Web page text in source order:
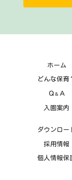
ホーム
どんな保育
Ｑ ＆ Ａ
入園案内
ダウンロー
採用情報
個人情報保